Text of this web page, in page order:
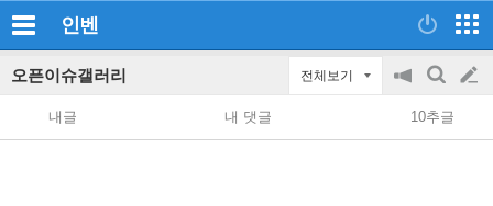
인벤
오픈이슈갤러리 전체보기
공
지
on/off
검
색
글
쓰
내글 내 댓글 10추글